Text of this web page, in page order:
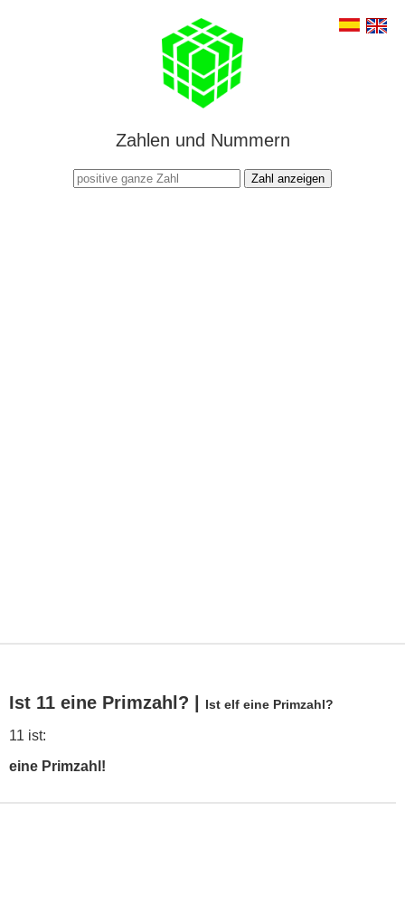
Zahlen und Nummern
Zahl anzeigen
Ist 11 eine Primzahl? | Ist elf eine Primzahl?
11 ist:
eine Primzahl!